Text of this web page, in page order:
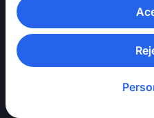
Descubra
APLICATIVOS DE VPN
© 2026 Nord Security. Todos os